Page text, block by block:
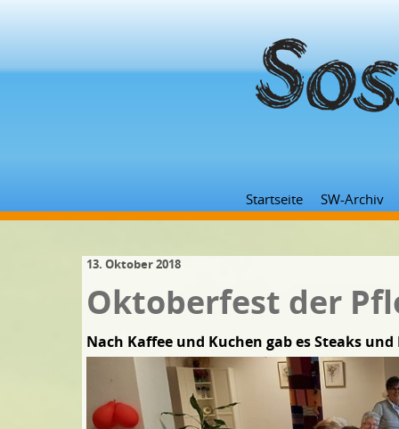
Startseite SW-Archiv
13. Oktober 2018
Oktoberfest der
Nach Kaffee und Kuchen gab es Steaks